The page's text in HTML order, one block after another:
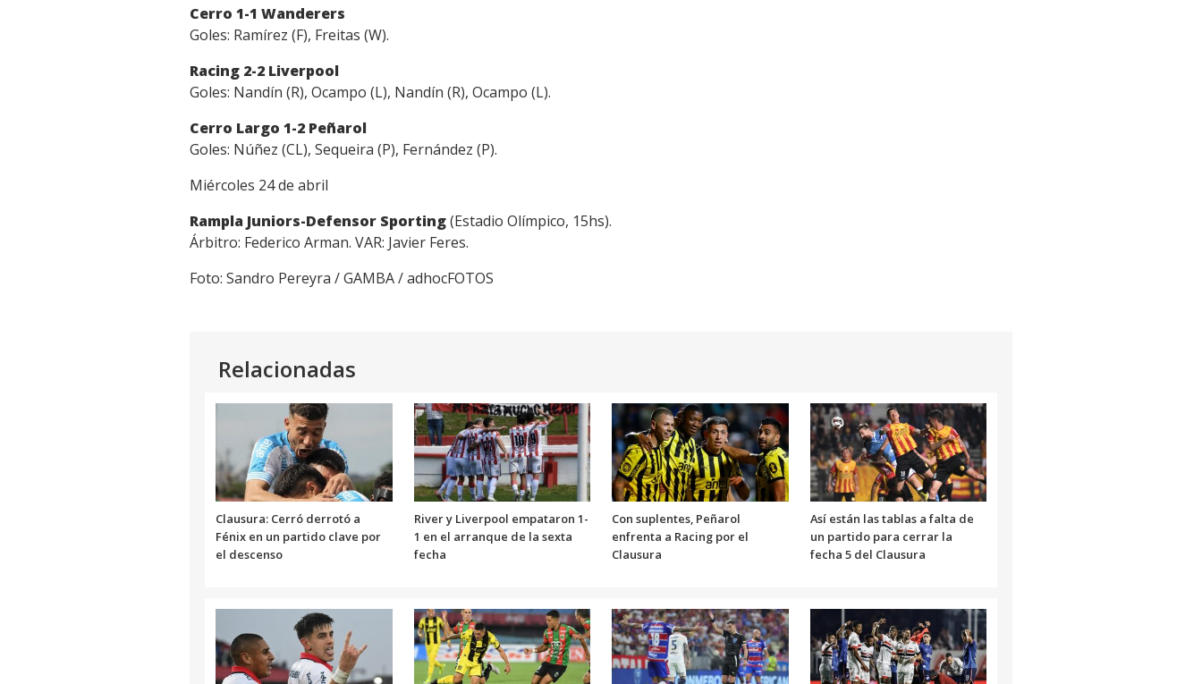
Cerro 1-1 Wanderers
Goles: Ramírez (F), Freitas (W).
Racing 2-2 Liverpool
Goles: Nandín (R), Ocampo (L), Nandín (R), Ocampo (L).
Cerro Largo 1-2 Peñarol
Goles: Núñez (CL), Sequeira (P), Fernández (P).
Miércoles 24 de abril
Rampla Juniors-Defensor Sporting(Estadio Olímpico, 15hs).
Árbitro: Federico Arman. VAR: Javier Feres.
Foto: Sandro Pereyra / GAMBA / adhocFOTOS
Relacionadas
Clausura: Cerró derrotó a
Fénix en un partido clave por
el descenso
River y Liverpool empataron 1-
1 en el arranque de la sexta
fecha
Con suplentes, Peñarol
enfrenta a Racing por el
Clausura
Así están las tablas a falta de
un partido para cerrar la
fecha 5 del Clausura